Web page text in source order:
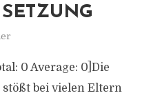
0 Average: 0]Die
bei vielen Eltern